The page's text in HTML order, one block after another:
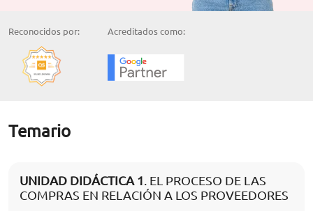
Reconocidos por: Acreditados como:
Temario
UNIDAD DIDÁCTICA 1. EL PROCESO DE LAS
COMPRAS EN RELACIÓN A LOS PROVEEDORES